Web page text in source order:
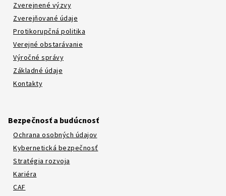
Zverejnené výzvy
Zverejňované údaje
Protikorupčná politika
Verejné obstarávanie
Výročné správy
Základné údaje
Kontakty
Bezpečnosť a budúcnosť
Ochrana osobných údajov
Kybernetická bezpečnosť
Stratégia rozvoja
Kariéra
CAF